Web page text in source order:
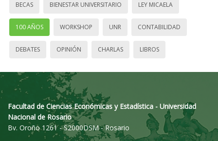
BECAS BIENESTAR UNIVERSITARIO LEY MICAELA
100 AÑOS WORKSHOP UNR CONTABILIDAD
DEBATES OPINIÓN CHARLAS LIBROS
Facultad de Ciencias Económicas y Estadística - Universidad
Nacional de Rosario
Bv. Oroño 1261 - S2000DSM - Rosario